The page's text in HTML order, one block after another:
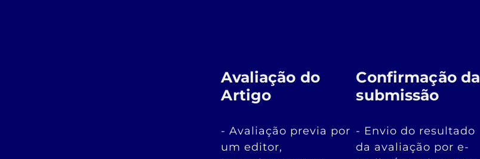
Avaliação do
Artigo
- Avaliação previa por
um editor,
Confirmação da
submissão
- Envio do resultado
da avaliação por e-